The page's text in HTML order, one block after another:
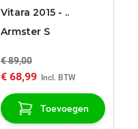
Vitara 2015 - ..
Armster S
€ 89,00
€ 68,99
Toevoegen